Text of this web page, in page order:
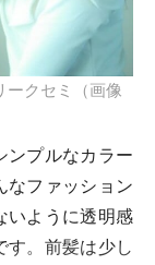
ークセミ（画像
ンプルなカラー
なファッション
いように透明感
す。前髪は少し